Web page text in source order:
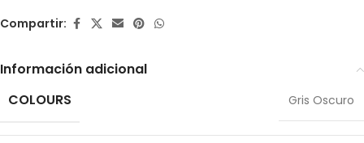
Compartir:
Información adicional
COLOURS
Gris Oscuro